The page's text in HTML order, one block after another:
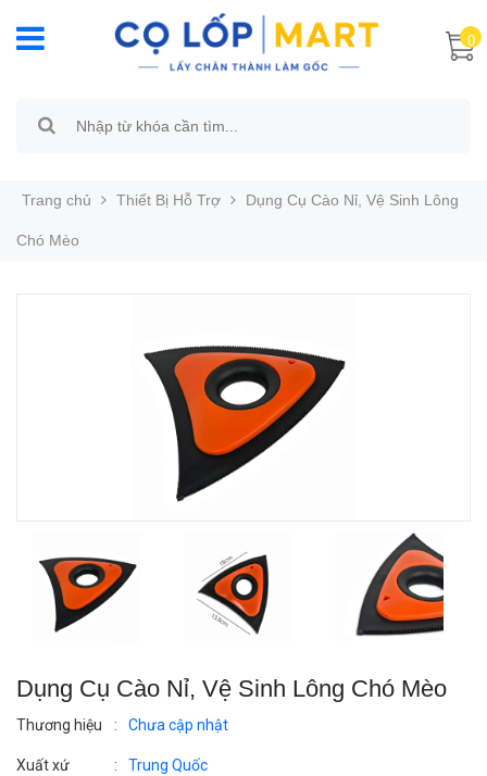
0
Trang chủ Thiết Bị Hỗ Trợ Dụng Cụ Cào Nỉ, Vệ Sinh Lông
Chó Mèo
Dụng Cụ Cào Nỉ, Vệ Sinh Lông Chó Mèo
Thương hiệu : Chưa cập nhật
Xuất xứ : Trung Quốc